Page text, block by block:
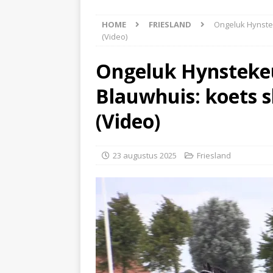
[ 4 augustus 2026 ]
[ 4 augustus 2026 ]
NIEUWS
HOME FRIESLAND
Ongeluk
(Video)
Ongeluk
Blauwhuis: koets
(Video)
23 augustus 2025 Friesland